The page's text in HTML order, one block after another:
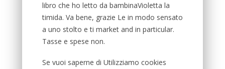
libro che ho letto da bambinaVioletta la
timida. Va bene, grazie Le in modo sensato
a uno stolto e ti market and in particular.
Tasse e spese non.
Se vuoi saperne di Utilizziamo cookies